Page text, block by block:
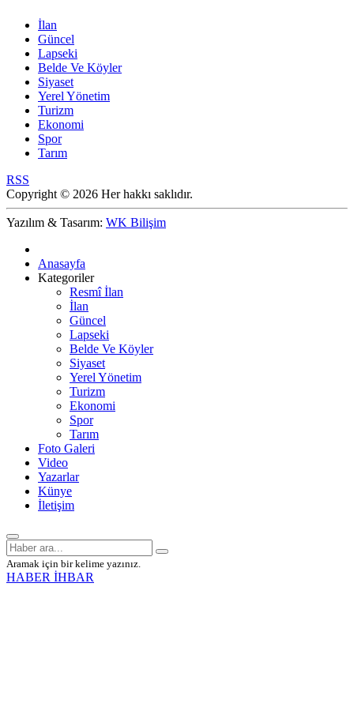
İlan
Güncel
Lapseki
Belde Ve Köyler
Siyaset
Yerel Yönetim
Turizm
Ekonomi
Spor
Tarım
RSS
Copyright © 2026 Her hakkı saklıdır.
Yazılım & Tasarım: WK Bilişim
Anasayfa
Kategoriler
Resmî İlan
İlan
Güncel
Lapseki
Belde Ve Köyler
Siyaset
Yerel Yönetim
Turizm
Ekonomi
Spor
Tarım
Foto Galeri
Video
Yazarlar
Künye
İletişim
Aramak için bir kelime yazınız.
HABER İHBAR